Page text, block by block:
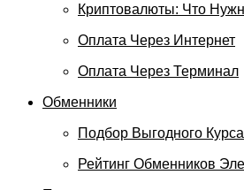
Криптовалюты: Что
Оплата Через Интернет
Оплата Через Терминал
Обменники
Подбор Выгодного Курса
Рейтинг Обменников